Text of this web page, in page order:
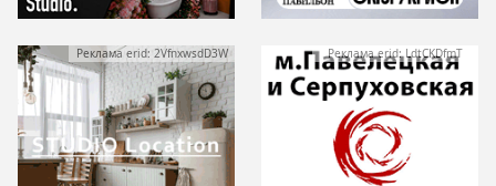
Реклама erid: 2VfnxwsdD3W Реклама erid: LdtCKDfmT